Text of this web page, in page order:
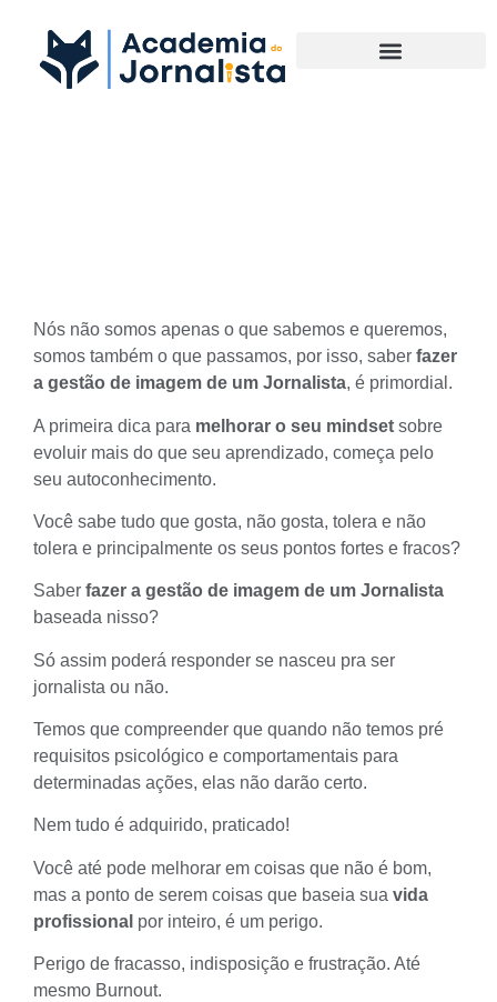
Nós não somos apenas o que sabemos e queremos,
somos também o que passamos, por isso, saber fazer
a gestão de imagem de um Jornalista, é primordial.
A primeira dica para melhorar o seu mindset sobre
evoluir mais do que seu aprendizado, começa pelo
seu autoconhecimento.
Você sabe tudo que gosta, não gosta, tolera e não
tolera e principalmente os seus pontos fortes e fracos?
Saber fazer a gestão de imagem de um Jornalista
baseada nisso?
Só assim poderá responder se nasceu pra ser
jornalista ou não.
Temos que compreender que quando não temos pré
requisitos psicológico e comportamentais para
determinadas ações, elas não darão certo.
Nem tudo é adquirido, praticado!
Você até pode melhorar em coisas que não é bom,
mas a ponto de serem coisas que baseia sua vida
profissional por inteiro, é um perigo.
Perigo de fracasso, indisposição e frustração. Até
mesmo Burnout.